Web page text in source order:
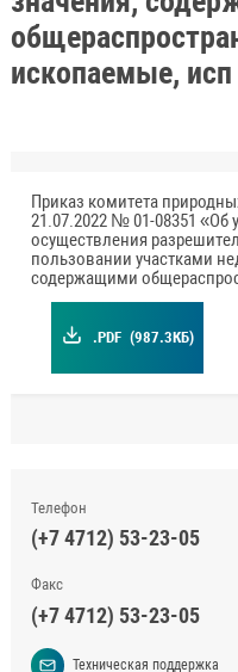
ископаемые, исп
Приказ комитета
21.07.2022 № 01-08351 «Об
осуществления
пользовании участками
содержащими
.PDF (987.3КБ)
Телефон
(+7 4712) 53-23-05
Факс
(+7 4712) 53-23-05
Техническая поддержка